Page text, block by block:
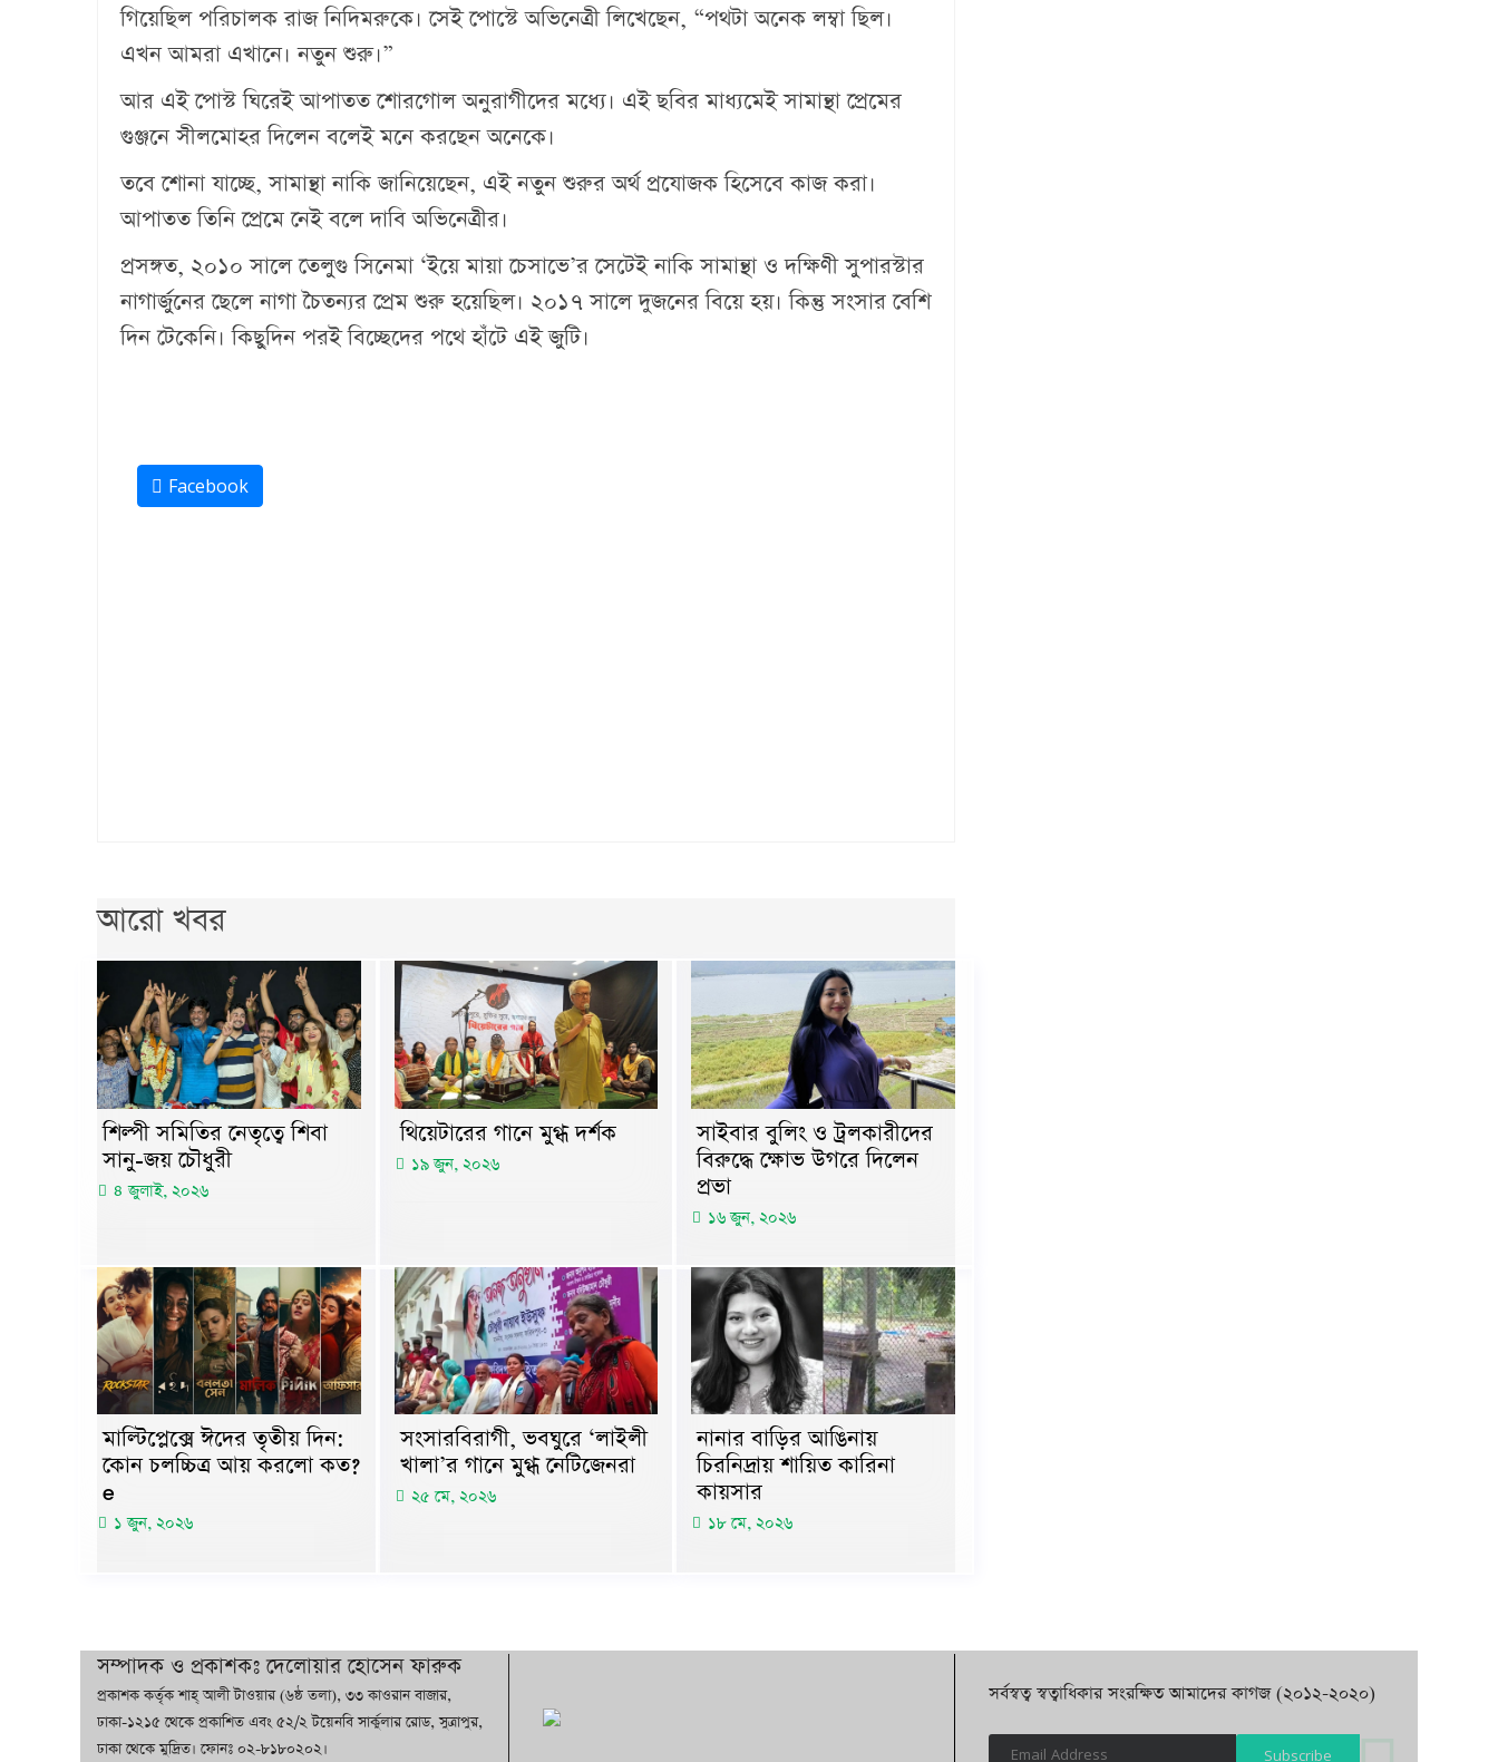
গিয়েছিল পরিচালক রাজ নিদিমরুকে। সেই পোস্টে অভিনেত্রী লিখেছেন, “পথটা অনেক লম্বা ছিল।
এখন আমরা এখানে। নতুন শুরু।”
আর এই পোস্ট ঘিরেই আপাতত শোরগোল অনুরাগীদের মধ্যে। এই ছবির মাধ্যমেই সামান্থা প্রেমের
গুঞ্জনে সীলমোহর দিলেন বলেই মনে করছেন অনেকে।
তবে শোনা যাচ্ছে, সামান্থা নাকি জানিয়েছেন, এই নতুন শুরুর অর্থ প্রযোজক হিসেবে কাজ করা।
আপাতত তিনি প্রেমে নেই বলে দাবি অভিনেত্রীর।
প্রসঙ্গত, ২০১০ সালে তেলুগু সিনেমা ‘ইয়ে মায়া চেসাভে’র সেটেই নাকি সামান্থা ও দক্ষিণী সুপারস্টার
নাগার্জুনের ছেলে নাগা চৈতন্যর প্রেম শুরু হয়েছিল। ২০১৭ সালে দুজনের বিয়ে হয়। কিন্তু সংসার বেশি
দিন টেকেনি। কিছুদিন পরই বিচ্ছেদের পথে হাঁটে এই জুটি।
Facebook
আরো খবর
শিল্পী সমিতির নেতৃত্বে শিবা
সানু-জয় চৌধুরী
৪ জুলাই, ২০২৬
থিয়েটারের গানে মুগ্ধ দর্শক
১৯ জুন, ২০২৬
সাইবার বুলিং ও ট্রলকারীদের
বিরুদ্ধে ক্ষোভ উগরে দিলেন
প্রভা
১৬ জুন, ২০২৬
মাল্টিপ্লেক্সে ঈদের তৃতীয় দিন:
কোন চলচ্চিত্র আয় করলো কত?
e
১ জুন, ২০২৬
সংসারবিরাগী, ভবঘুরে ‘লাইলী
খালা’র গানে মুগ্ধ নেটিজেনরা
২৫ মে, ২০২৬
নানার বাড়ির আঙিনায়
চিরনিদ্রায় শায়িত কারিনা
কায়সার
১৮ মে, ২০২৬
সম্পাদক ও প্রকাশকঃ দেলোয়ার হোসেন ফারুক
প্রকাশক কর্তৃক শাহ্ আলী টাওয়ার (৬ষ্ঠ তলা), ৩৩ কাওরান বাজার,
ঢাকা-১২১৫ থেকে প্রকাশিত এবং ৫২/২ টয়েনবি সার্কুলার রোড, সুত্রাপুর,
ঢাকা থেকে মুদ্রিত। ফোনঃ ০২-৮১৮০২০২।
সর্বস্বত্ব স্বত্বাধিকার সংরক্ষিত আমাদের কাগজ (২০১২-২০২০)